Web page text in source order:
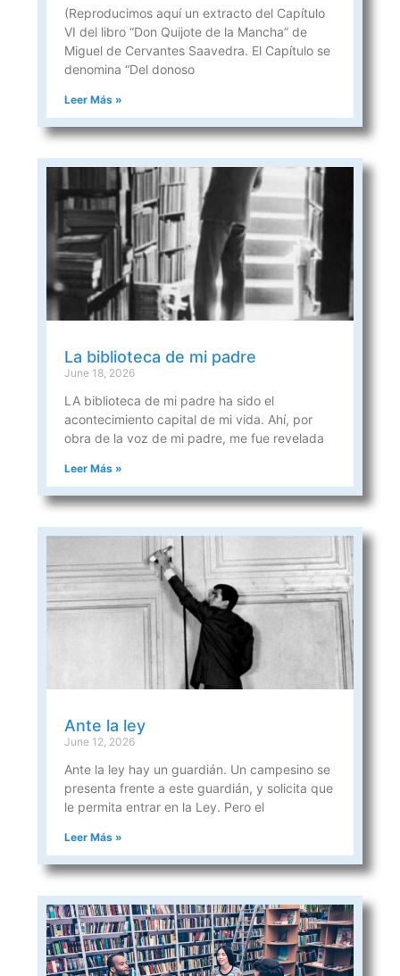
(Reproducimos aquí un extracto del Capítulo
VI del libro “Don Quijote de la Mancha” de
Miguel de Cervantes Saavedra. El Capítulo se
denomina “Del donoso
Leer Más »
La biblioteca de mi padre
June 18, 2026
LA biblioteca de mi padre ha sido el
acontecimiento capital de mi vida. Ahí, por
obra de la voz de mi padre, me fue revelada
Leer Más »
Ante la ley
June 12, 2026
Ante la ley hay un guardián. Un campesino se
presenta frente a este guardián, y solicita que
le permita entrar en la Ley. Pero el
Leer Más »